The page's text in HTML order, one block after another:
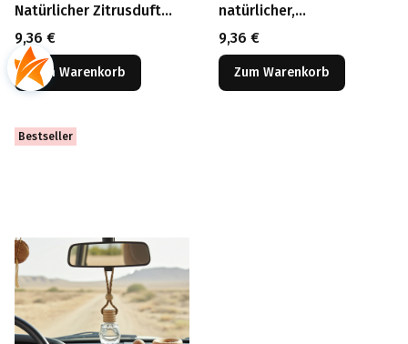
Natürlicher Zitrusduft
fürs Auto mit
Holzverschluss
Preis
9,36 €
Zum Warenkorb
natürlicher,
entspannender Premium
Duft fürs Auto
Preis
9,36 €
Zum Warenkorb
Bestseller